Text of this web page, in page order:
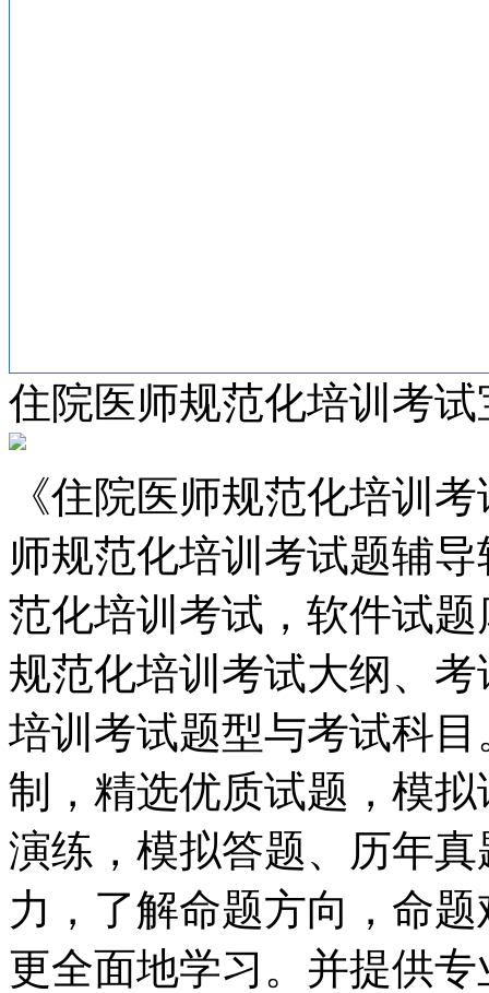
住院医师规范化培训考
《住院医师规范化培训
师规范化培训考试题辅
范化培训考试，软件试
规范化培训考试大纲、
培训考试题型与考试科
制，精选优质试题，模
演练，模拟答题、历年
力，了解命题方向，命
更全面地学习。并提供